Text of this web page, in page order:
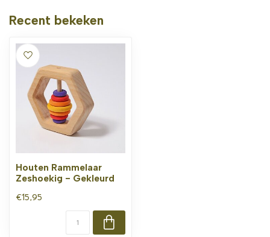
Recent bekeken
Houten Rammelaar
Zeshoekig - Gekleurd
€15,95